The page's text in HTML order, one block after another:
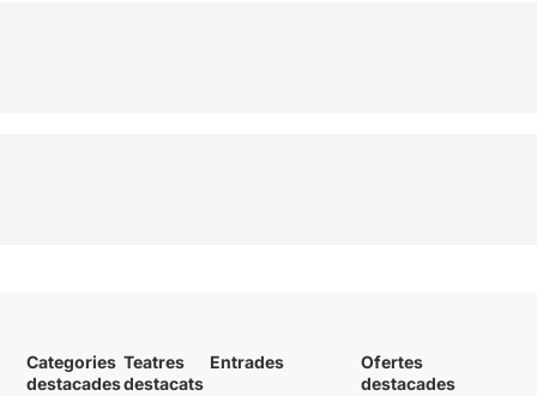
Categories
destacades
Teatres
destacats
Entrades
Ofertes
destacades